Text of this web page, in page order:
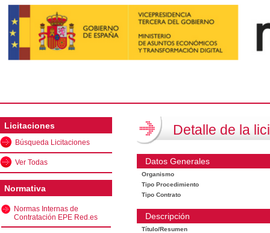
Licitaciones
Búsqueda Licitaciones
Ver Todas
Normativa
Normas Internas de
Contratación EPE Red.es
Detalle de la
Datos Generales
Organismo
Tipo Procedimiento
Tipo Contrato
Descripción
Título/Resumen